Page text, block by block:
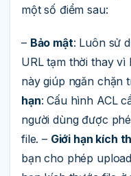
một số điểm sau:
– Bảo mật: Luôn sử
URL tạm thời thay
này giúp ngăn chặn
hạn: Cấu hình ACL
người dùng được
file. – Giới hạn kích
bạn cho phép